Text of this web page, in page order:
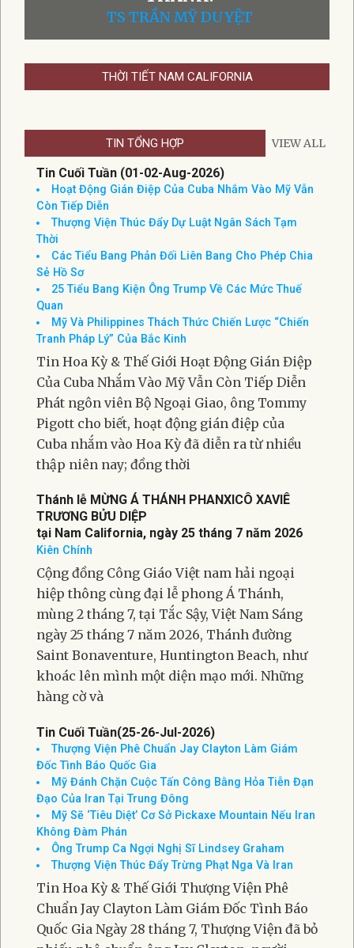
TS TRẦN MỸ DUYỆT
THỜI TIẾT NAM CALIFORNIA
TIN TỔNG HỢP VIEW ALL
Tin Cuối Tuần (01-02-Aug-2026)
Hoạt Động Gián Điệp Của Cuba Nhắm Vào Mỹ Vẫn
Còn Tiếp Diễn
Thượng Viện Thúc Đẩy Dự Luật Ngân Sách Tạm
Thời
Các Tiểu Bang Phản Đối Liên Bang Cho Phép Chia
Sẻ Hồ Sơ
25 Tiểu Bang Kiện Ông Trump Về Các Mức Thuế
Quan
Mỹ Và Philippines Thách Thức Chiến Lược “Chiến
Tranh Pháp Lý” Của Bắc Kinh
Tin Hoa Kỳ & Thế Giới Hoạt Động Gián Điệp
Của Cuba Nhắm Vào Mỹ Vẫn Còn Tiếp Diễn
Phát ngôn viên Bộ Ngoại Giao, ông Tommy
Pigott cho biết, hoạt động gián điệp của
Cuba nhắm vào Hoa Kỳ đã diễn ra từ nhiều
thập niên nay; đồng thời
Thánh lễ MỪNG Á THÁNH PHANXICÔ XAVIÊ
TRƯƠNG BỬU DIỆP
tại Nam California, ngày 25 tháng 7 năm 2026
Kiên Chính
Cộng đồng Công Giáo Việt nam hải ngoại
hiệp thông cùng đại lễ phong Á Thánh,
mùng 2 tháng 7, tại Tắc Sậy, Việt Nam Sáng
ngày 25 tháng 7 năm 2026, Thánh đường
Saint Bonaventure, Huntington Beach, như
khoác lên mình một diện mạo mới. Những
hàng cờ và
Tin Cuối Tuần(25-26-Jul-2026)
Thượng Viện Phê Chuẩn Jay Clayton Làm Giám
Đốc Tình Báo Quốc Gia
Mỹ Đánh Chặn Cuộc Tấn Công Bằng Hỏa Tiễn Đạn
Đạo Của Iran Tại Trung Đông
Mỹ Sẽ ‘Tiêu Diệt’ Cơ Sở Pickaxe Mountain Nếu Iran
Không Đàm Phán
Ông Trump Ca Ngợi Nghị Sĩ Lindsey Graham
Thượng Viện Thúc Đẩy Trừng Phạt Nga Và Iran
Tin Hoa Kỳ & Thế Giới Thượng Viện Phê
Chuẩn Jay Clayton Làm Giám Đốc Tình Báo
Quốc Gia Ngày 28 tháng 7, Thượng Viện đã bỏ